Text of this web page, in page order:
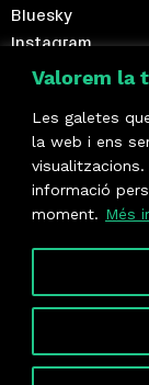
Valorem la
Les galetes
la web i ens
informació
moment. Més
Bluesky
Instagram
Telegram
Fes-te sòcia!
Formem part de